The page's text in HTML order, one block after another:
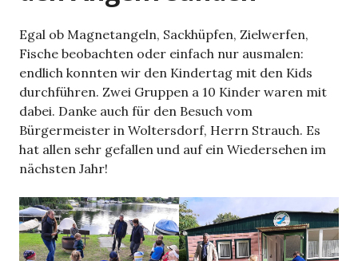
Egal ob Magnetangeln, Sackhüpfen, Zielwerfen,
Fische beobachten oder einfach nur ausmalen:
endlich konnten wir den Kindertag mit den Kids
durchführen. Zwei Gruppen a 10 Kinder waren mit
dabei. Danke auch für den Besuch vom
Bürgermeister in Woltersdorf, Herrn Strauch. Es
hat allen sehr gefallen und auf ein Wiedersehen im
nächsten Jahr!